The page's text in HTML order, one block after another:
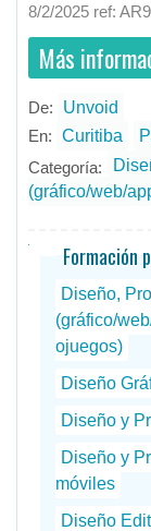
8/2/2025 ref:
Más
De: Unvoid
En: Curitiba
Categoría:
(gráfico/web/
Formación
Diseño,
(gráfico/
ojuegos)
Diseño
Diseño y
Diseño y
móviles
Diseño